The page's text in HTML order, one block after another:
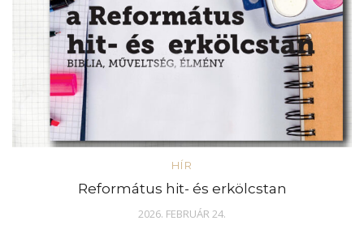
HÍR
Református hit- és erkölcstan
2026. FEBRUÁR 24.